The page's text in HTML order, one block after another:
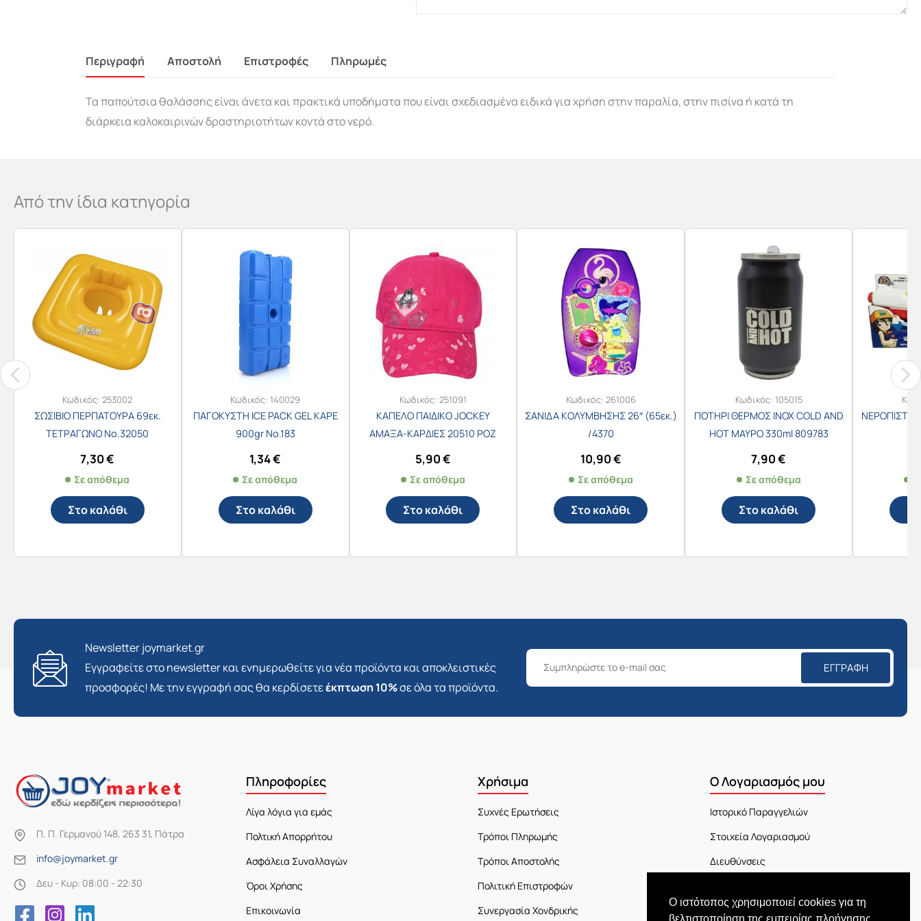
Ο ιστότοπος χρησιμοποιεί cookies για τη
Περιγραφή Αποστολή Επιστροφές Πληρωμές
Τα παπούτσια θαλάσσης είναι άνετα και πρακτικά υποδήματα που είναι σχεδιασμένα ειδικά για χρήση στην παραλία, στην πισίνα ή κατά τη
διάρκεια καλοκαιρινών δραστηριοτήτων κοντά στο νερό.
Από την ίδια κατηγορία
Κωδικός: 253002
ΣΩΣΙΒΙΟ ΠΕΡΠΑΤΟΥΡΑ 69εκ.
ΤΕΤΡΑΓΩΝΟ Νο.32050
7,30€
Σε απόθεμα
Στο καλάθι
Κωδικός: 140029
ΠΑΓΟΚΥΣΤΗ ICE PACK GEL ΚΑΡΕ
900gr No.183
1,34€
Σε απόθεμα
Στο καλάθι
Κωδικός: 251091
ΚΑΠΕΛΟ ΠΑΙΔΙΚΟ JOCKEY
ΑΜΑΞΑ-ΚΑΡΔΙΕΣ 20510 ΡΟΖ
5,90€
Σε απόθεμα
Στο καλάθι
Κωδικός: 261006
ΣΑΝΙΔΑ ΚΟΛΥΜΒΗΣΗΣ 26″ (65εκ.)
/4370
10,90€
Σε απόθεμα
Στο καλάθι
Κωδικός: 105015
ΠΟΤΗΡΙ ΘΕΡΜΟΣ INOX COLD AND
HOT ΜΑΥΡΟ 330ml 809783
7,90€
Σε απόθεμα
Στο καλάθι
Newsletter joymarket.gr
Εγγραφείτε στο newsletter και ενημερωθείτε για νέα προϊόντα και αποκλειστικές
προσφορές! Με την εγγραφή σας θα κερδίσετεέκπτωση 10%σε όλα τα προϊόντα.
ΕΓΓΡΑΦΉ
Π. Π. Γερμανού 148, 263 31, Πάτρα
info@joymarket.gr
Δευ - Κυρ: 08:00 - 22:30
Πληροφορίες
Λίγα λόγια για εμάς
Πολτική Απορρήτου
Ασφάλεια Συναλλαγών
Όροι Χρήσης
Επικοινωνία
Χρήσιμα
Συχνές Ερωτήσεις
Τρόποι Πληρωμής
Τρόποι Αποστολής
Πολιτική Επιστροφών
Συνεργασία Χονδρικής
Ο Λογαριασμός μου
Ιστορικό Παραγγελιών
Στοιχεία Λογαριασμού
Διευθύνσεις
Εξέλιξη Παραγγελίας